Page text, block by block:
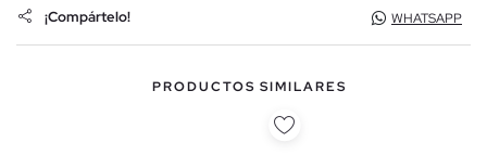
¡Compártelo! WHATSAPP
PRODUCTOS SIMILARES